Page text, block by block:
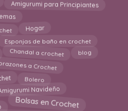
Amigurumi para Principiantes
Hogar
Esponjas de baño en crochet
Chandal a crochet blog
a Crochet
Bolero
Navideño
Bolsas en Crochet